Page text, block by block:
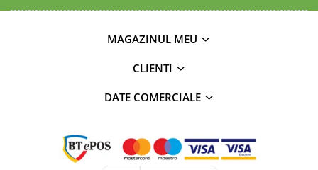
MAGAZINUL MEU
CLIENTI
DATE COMERCIALE